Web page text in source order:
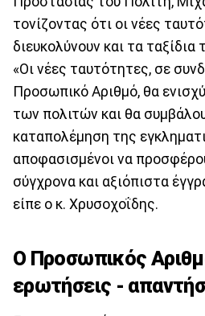
τονίζοντας ότι οι νέες
διευκολύνουν και τα
«Οι νέες ταυτότητες, σε
Προσωπικό Αριθμό, θα
των πολιτών και θα
καταπολέμηση της
αποφασισμένοι να
σύγχρονα και αξιόπιστα
είπε ο κ. Χρυσοχοΐδης.
Ο Προσωπικός
ερωτήσεις -